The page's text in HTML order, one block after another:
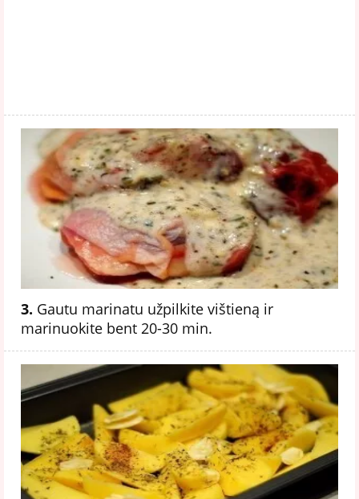
3. Gautu marinatu užpilkite vištieną ir
marinuokite bent 20-30 min.